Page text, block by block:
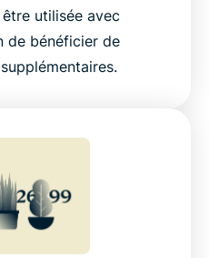
utilisée avec
de bénéficier de